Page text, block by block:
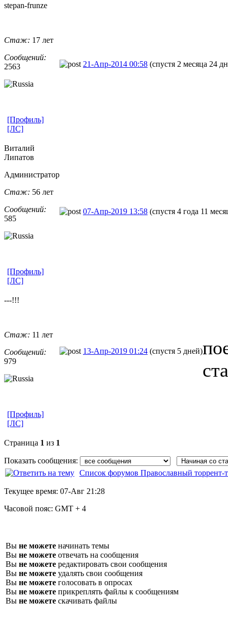
stepan-frunz​e
Стаж: 17 лет
Сообщений:
2563
21-Апр-2014 00:58 (спустя 2 месяца 24
[Профиль]
[ЛС]
Виталий
Липатов
Администратор
Стаж: 56 лет
Сообщений:
585
07-Апр-2019 13:58 (спустя 4 года 11
[Профиль]
[ЛС]
---!!!
Стаж: 11 лет
Сообщений:
979
13-Апр-2019 01:24 (спустя 5 дней)
[Профиль]
[ЛС]
Страница 1 из 1
Показать сообщения:
Список форумов Православный торрент-
Текущее время: 07-Авг 21:28
Часовой пояс: GMT + 4
Вы не можете начинать темы
Вы не можете отвечать на сообщения
Вы не можете редактировать свои сообщения
Вы не можете удалять свои сообщения
Вы не можете голосовать в опросах
Вы не можете прикреплять файлы к сообщениям
Вы не можете скачивать файлы